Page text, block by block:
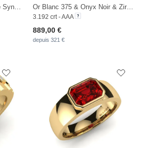
Or Blanc 585 & Diamant De Synthèse Or Blanc 375 & Onyx Noir & Zircon
3.192 crt - AAA
889,00 €
depuis 321 €